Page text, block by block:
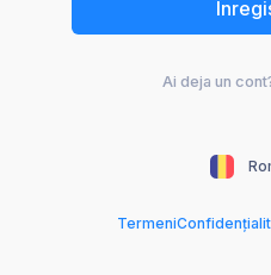
Ai deja un
Termeni